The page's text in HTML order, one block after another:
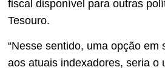
fiscal disponível para outras
Tesouro.
“Nesse sentido, uma opção em
aos atuais indexadores, seria o